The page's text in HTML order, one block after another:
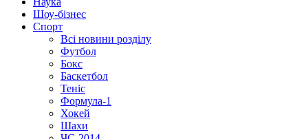
Шоу-бізнес
Спорт
Всі новини розділу
Футбол
Бокс
Баскетбол
Теніс
Формула-1
Хокей
Шахи